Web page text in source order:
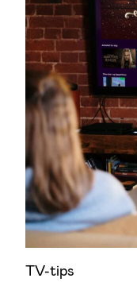
TV-tips